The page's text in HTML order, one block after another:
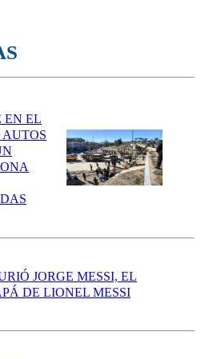
EN EL
AUTOS
JORGE MESSI, EL
DE LIONEL MESSI